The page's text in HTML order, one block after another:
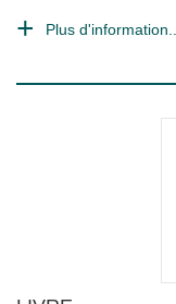
Plus d'information...